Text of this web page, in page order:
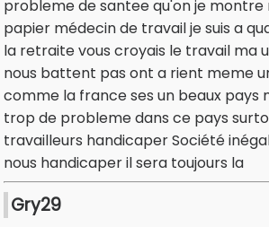
probleme de santee qu'on je montre
papier médecin de travail je suis a
la retraite vous croyais le travail ma
nous battent pas ont a rient meme
comme la france ses un beaux pays
trop de probleme dans ce pays
travailleurs handicaper Société
nous handicaper il sera toujours la
Gry29